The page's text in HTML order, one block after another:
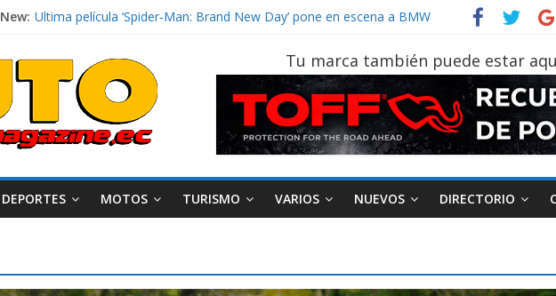
New: Ultima película ‘Spider‑Man: Brand New Day’ pone en escena a BMW
La Vuelta al Ecuador 2026, edición 47ª, recorre 7 provincias en 8 días
La FEDAK recibe 12 Sinotruk Bolden para cubrir las rutas de La Vuelta
El costo de tener un vehículo gana protagonismo a la hora de decidir
Tu marca también puede estar
DEPORTES MOTOS TURISMO VARIOS NUEVOS DIRECTORIO